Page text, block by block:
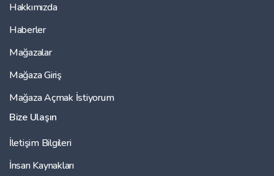
Hakkımızda
Haberler
Mağazalar
Mağaza Giriş
Mağaza Açmak İstiyorum
Bize Ulaşın
İletişim Bilgileri
İnsan Kaynakları